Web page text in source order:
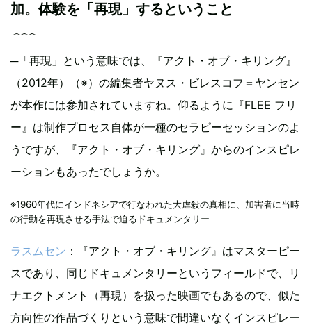
加。体験を「再現」するということ
─「再現」という意味では、『アクト・オブ・キリング』
（2012年）（※）の編集者ヤヌス・ビレスコフ＝ヤンセン
が本作には参加されていますね。仰るように『FLEE フリ
ー』は制作プロセス自体が一種のセラピーセッションのよ
うですが、『アクト・オブ・キリング』からのインスピレ
ーションもあったでしょうか。
※1960年代にインドネシアで行なわれた大虐殺の真相に、加害者に当時
の行動を再現させる手法で迫るドキュメンタリー
ラスムセン ：『アクト・オブ・キリング』はマスターピー
スであり、同じドキュメンタリーというフィールドで、リ
ナエクトメント（再現）を扱った映画でもあるので、似た
方向性の作品づくりという意味で間違いなくインスピレー